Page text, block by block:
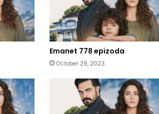
Emanet 778 epizoda
October 29, 2023